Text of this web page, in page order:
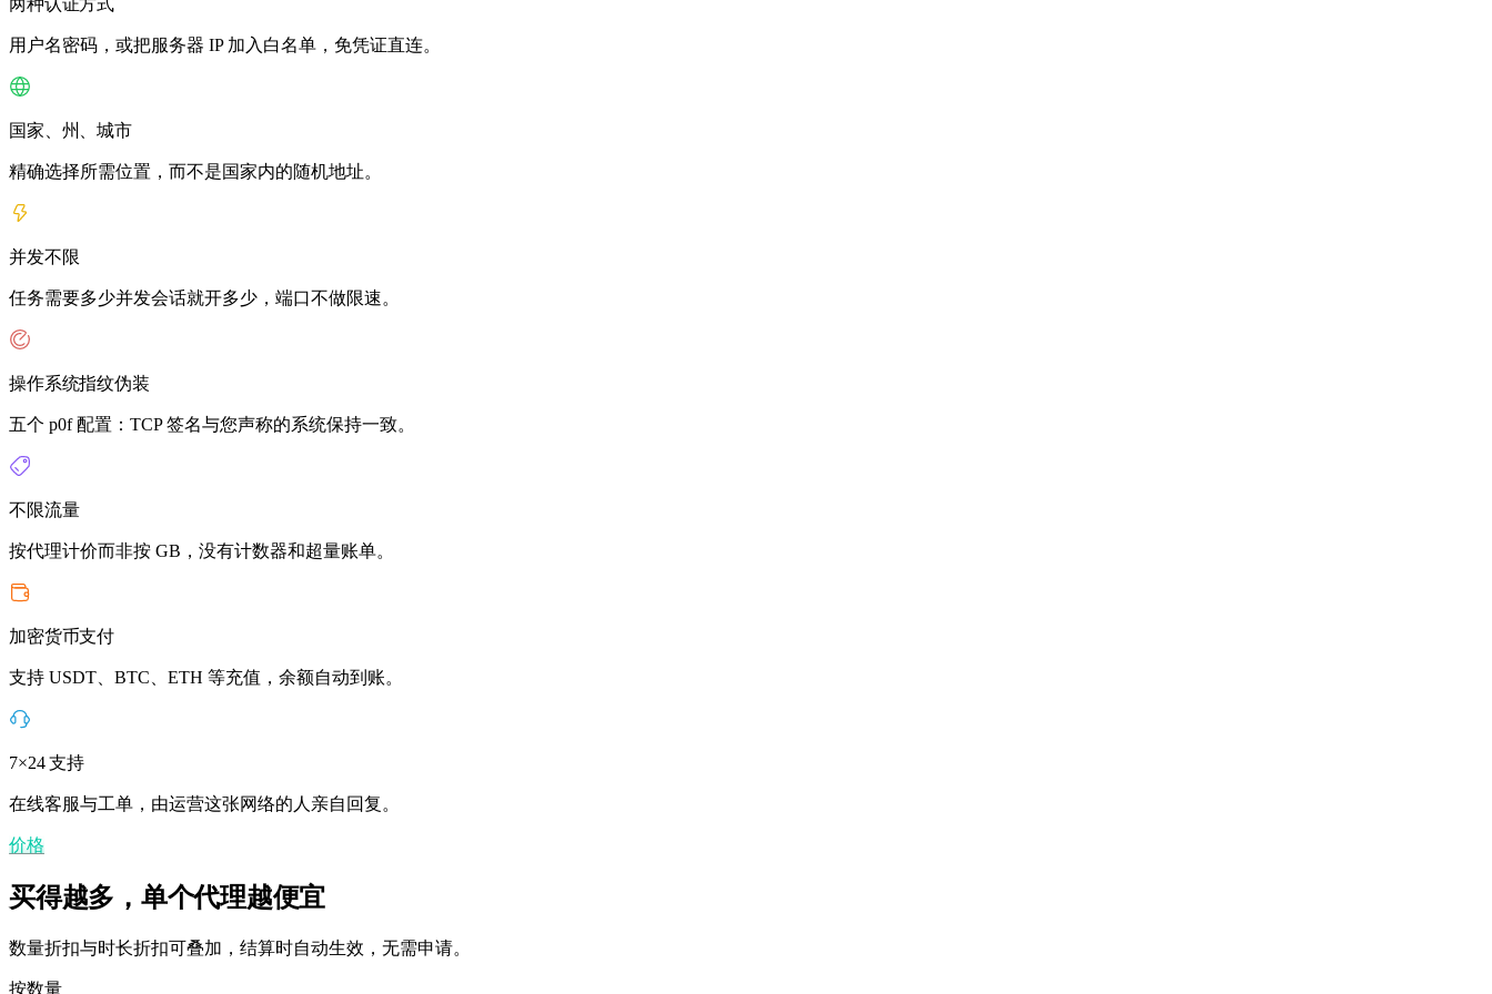
两种认证方式
用户名密码，或把服务器 IP 加入白名单，免凭证直连。
国家、州、城市
精确选择所需位置，而不是国家内的随机地址。
并发不限
任务需要多少并发会话就开多少，端口不做限速。
操作系统指纹伪装
五个 p0f 配置：TCP 签名与您声称的系统保持一致。
不限流量
按代理计价而非按 GB，没有计数器和超量账单。
加密货币支付
支持 USDT、BTC、ETH 等充值，余额自动到账。
7×24 支持
在线客服与工单，由运营这张网络的人亲自回复。
价格
买得越多，单个代理越便宜
数量折扣与时长折扣可叠加，结算时自动生效，无需申请。
按数量